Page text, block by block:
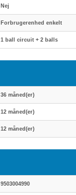
Nej
Forbrugerenhed enkelt
1 ball circuit + 2 balls
36 måned(er)
12 måned(er)
12 måned(er)
9503004990